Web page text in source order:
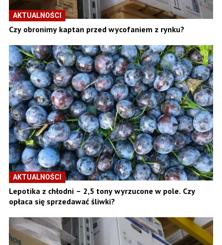
AKTUALNOŚCI
Czy obronimy kaptan przed wycofaniem z rynku?
AKTUALNOŚCI
Lepotika z chłodni – 2,5 tony wyrzucone w pole. Czy
opłaca się sprzedawać śliwki?